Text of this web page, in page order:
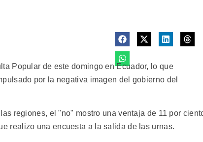
Popular de este domingo en Ecuador, lo que
por la negativa imagen del gobierno del
regiones, el "no" mostro una ventaja de 11 por
realizo una encuesta a la salida de las urnas.